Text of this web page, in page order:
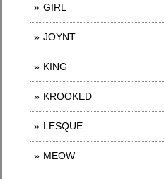
GIRL
JOYNT
KING
KROOKED
LESQUE
MEOW